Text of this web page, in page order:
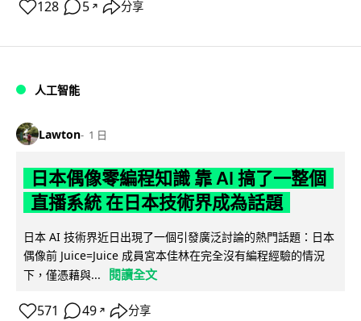
128 5 ↗ 分享
人工智能
Lawton 1 日
日本偶像零編程知識 靠 AI 搞了一整個
直播系統 在日本技術界成為話題
日本 AI 技術界近日出現了一個引發廣泛討論的熱門話題：日本
偶像前 Juice=Juice 成員宮本佳林在完全沒有編程經驗的情況
下，僅憑藉與...
閱讀全文
571 49 ↗ 分享